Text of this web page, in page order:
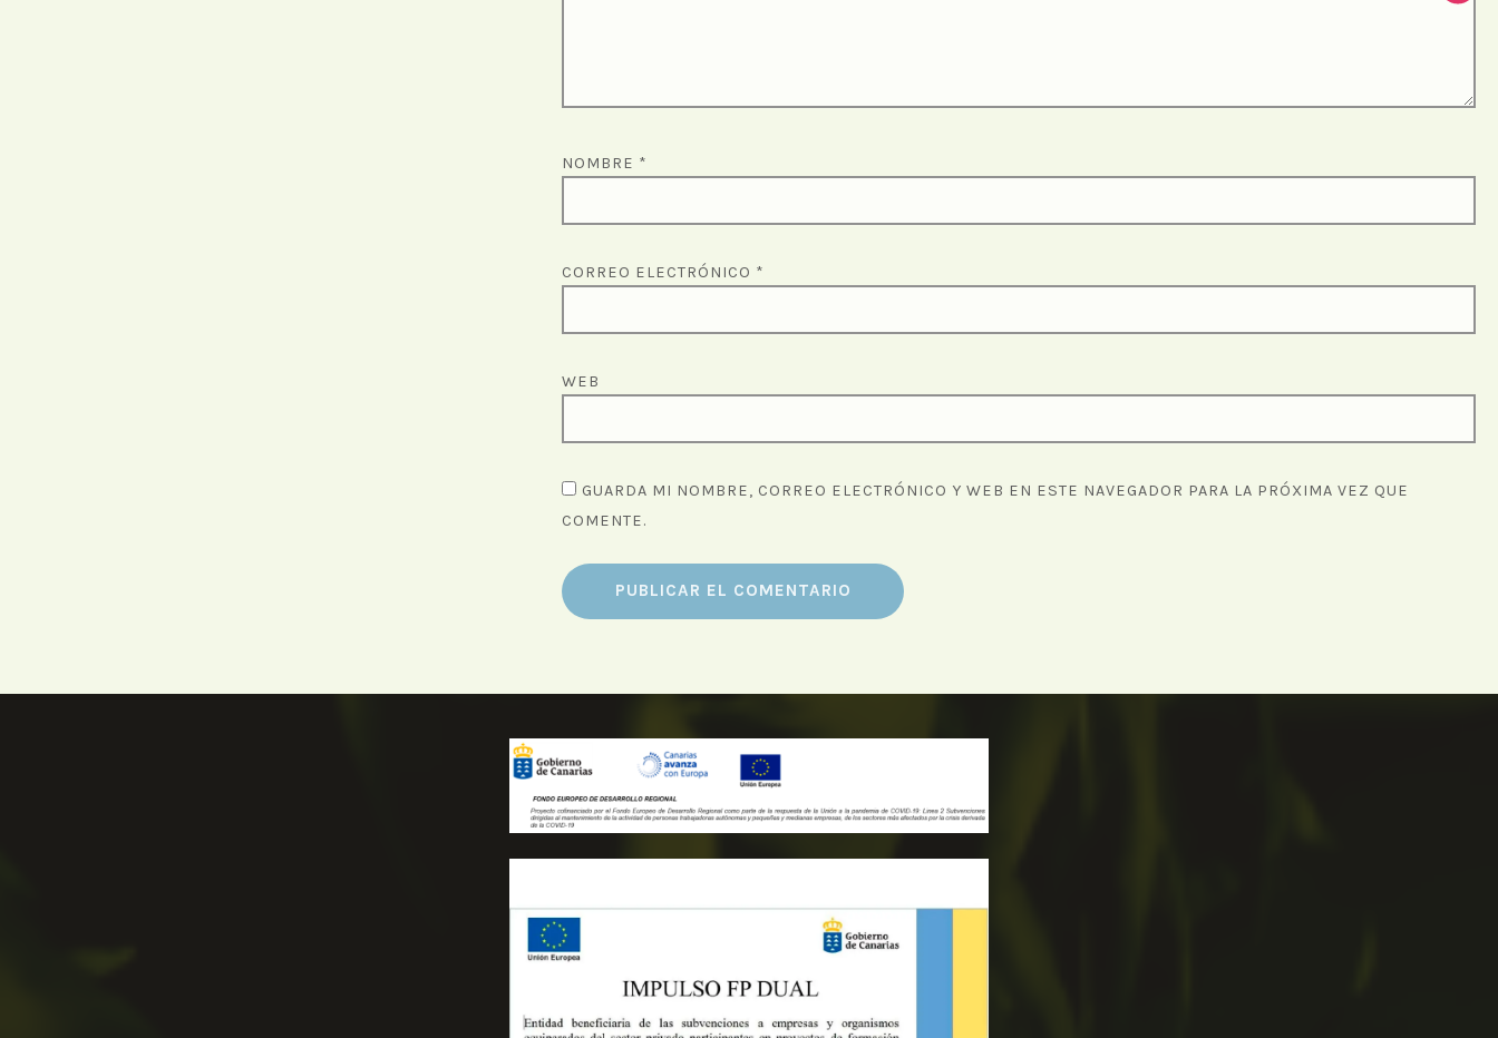
NOMBRE *
CORREO ELECTRÓNICO *
WEB
GUARDA MI NOMBRE, CORREO ELECTRÓNICO Y WEB EN ESTE NAVEGADOR PARA LA PRÓXIMA VEZ QUE
COMENTE.